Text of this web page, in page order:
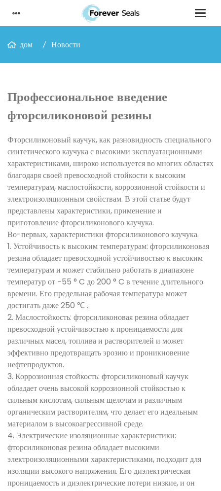
дом Новости
Профессиональное введение
фторсиликоновой резины
Фторсиликоновый каучук, как разновидность специального
синтетического каучука с высокими эксплуатационными
характеристиками, широко используется во многих областях
благодаря своей превосходной стойкости к высоким
температурам, маслостойкости, коррозионной стойкости и
электроизоляционным свойствам. В этой статье будут
представлены характеристики, применение и
приготовление фторсиликонового каучука.
Во-первых, характеристики фторсиликонового каучука.
1. Устойчивость к высоким температурам: фторсиликоновая
резина обладает превосходной устойчивостью к высоким
температурам и может стабильно работать в диапазоне
температур от -55 ° C до 200 ° C в течение длительного
времени. Его предельная рабочая температура может
достигать даже 250 ℃ .
2. Маслостойкость: фторсиликоновая резина обладает
превосходной устойчивостью к проницаемости для
различных масел, топлива и растворителей и может
эффективно предотвращать эрозию и проникновение
нефтепродуктов.
3. Коррозионная стойкость: фторсиликоновый каучук
обладает очень высокой коррозионной стойкостью к
сильным кислотам, сильным щелочам и различным
органическим растворителям, что делает его идеальным
материалом в высокоагрессивной среде.
4. Электрические изоляционные характеристики:
фторсиликоновая резина обладает высокими
электроизоляционными характеристиками, подходит для
изоляции высокого напряжения. Его диэлектрическая
проницаемость и диэлектрические потери низкие, и он